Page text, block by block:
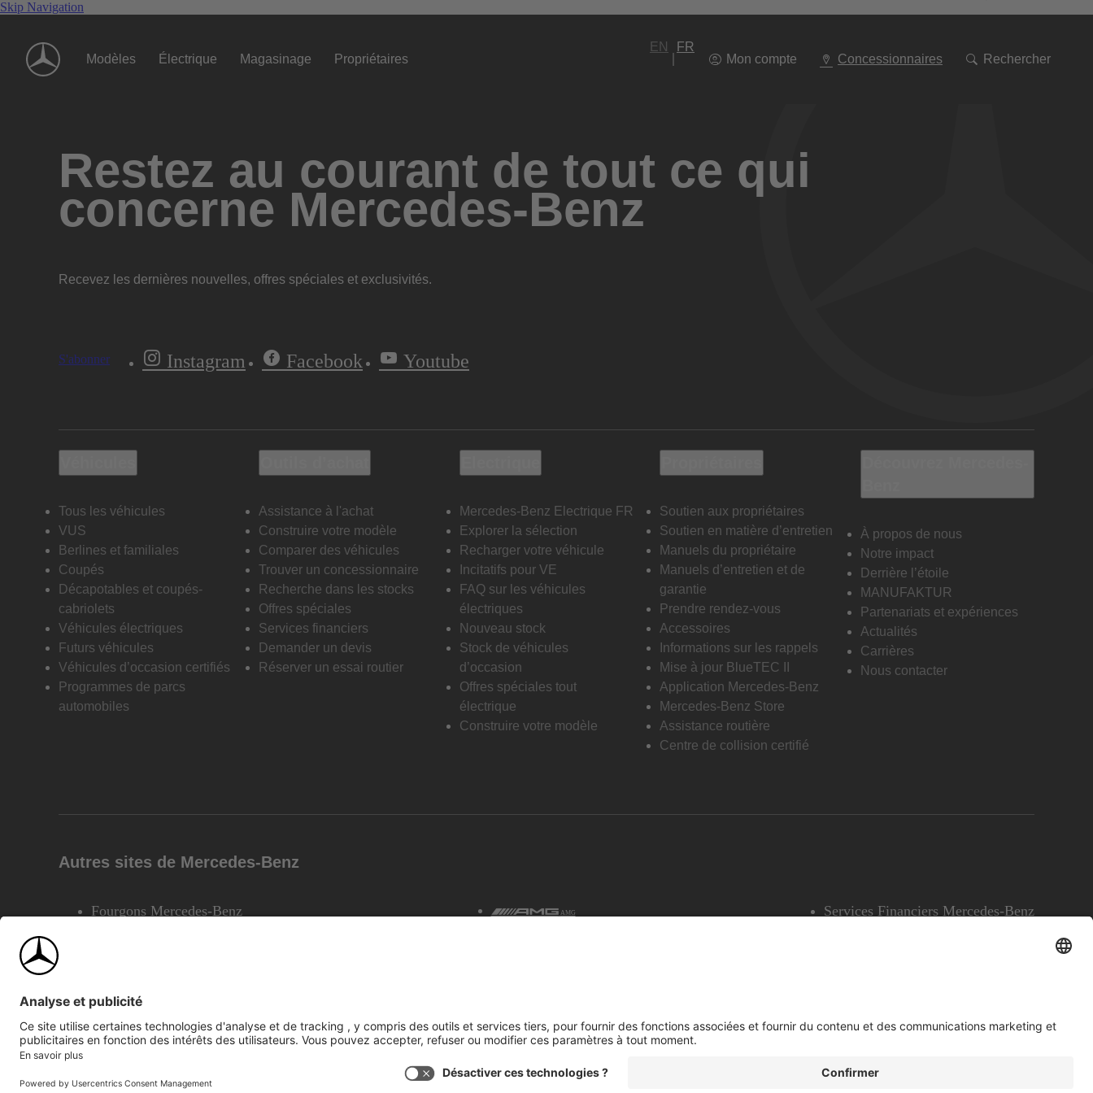
Skip Navigation
Modèles Électrique Magasinage Propriétaires
EN
FR
Mon compte
Concessionnaires Rechercher
à
Restez au courant de tout ce qui
concerne Mercedes-Benz
Recevez les dernières nouvelles, offres spéciales et exclusivités.
S'abonner Instagram Facebook Youtube
Tous les véhicules
VUS
Berlines et familiales
Coupés
Décapotables et coupés-
cabriolets
Véhicules électriques
Futurs véhicules
Véhicules d’occasion certifiés
Programmes de parcs
automobiles
Assistance à l'achat
Construire votre modèle
Comparer des véhicules
Trouver un concessionnaire
Recherche dans les stocks
Offres spéciales
Services financiers
Demander un devis
Réserver un essai routier
Mercedes-Benz Electrique FR
Explorer la sélection
Recharger votre véhicule
Incitatifs pour VE
FAQ sur les véhicules
électriques
Nouveau stock
Stock de véhicules
d’occasion
Offres spéciales tout
électrique
Construire votre modèle
Soutien aux propriétaires
Soutien en matière d’entretien
Manuels du propriétaire
Manuels d’entretien et de
garantie
Prendre rendez-vous
Accessoires
Informations sur les rappels
Mise à jour BlueTEC II
Application Mercedes-Benz
Mercedes-Benz Store
Assistance routière
Centre de collision certifié
À propos de nous
Notre impact
Derrière l’étoile
MANUFAKTUR
Partenariats et expériences
Actualités
Carrières
Nous contacter
Autres sites de Mercedes-Benz
Fourgons Mercedes-Benz AMG Services Financiers Mercedes-Benz
©2026 Mercedes-Benz Canada Inc.